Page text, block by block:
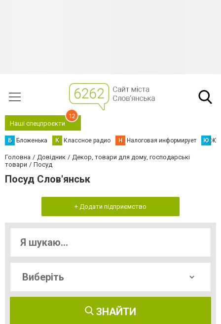
Наші спецпроєкти
12
Б Бложенька К Классное радио Н Налоговая информирует Ю
Головна Довідник
Декор, товари для дому, господарські
товари
Посуд
Посуд Слов'янськ
+ Додати підприємство
ЗНАЙТИ